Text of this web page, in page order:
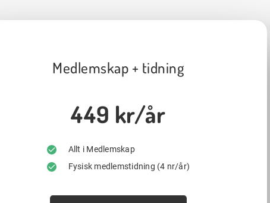
Medlemskap + tidning
449 kr/år
Allt i Medlemskap
Fysisk medlemstidning (4 nr/år)